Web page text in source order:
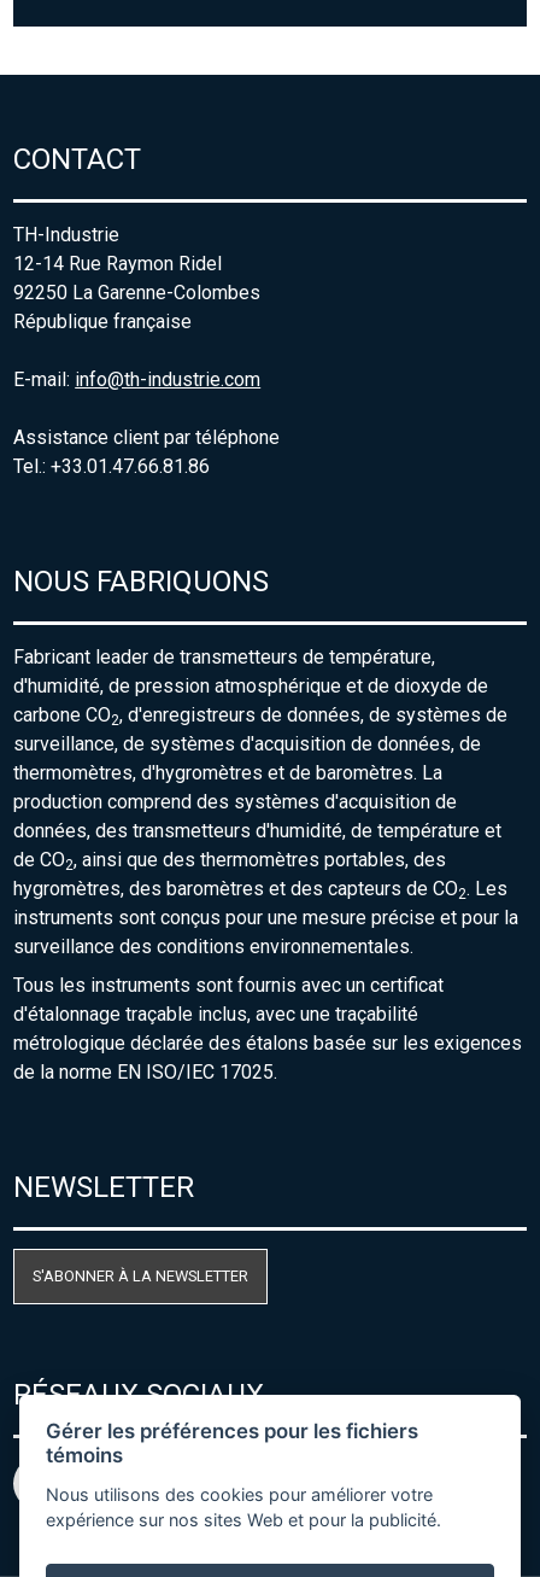
CONTACT
TH-Industrie
12-14 Rue Raymon Ridel
92250 La Garenne-Colombes
République française
E-mail: info@th-industrie.com
Assistance client par téléphone
Tel.: +33.01.47.66.81.86
NOUS FABRIQUONS
Fabricant leader de transmetteurs de température,
d'humidité, de pression atmosphérique et de dioxyde de
carbone CO2, d'enregistreurs de données, de systèmes de
surveillance, de systèmes d'acquisition de données, de
thermomètres, d'hygromètres et de baromètres. La
production comprend des systèmes d'acquisition de
données, des transmetteurs d'humidité, de température et
de CO2, ainsi que des thermomètres portables, des
hygromètres, des baromètres et des capteurs de CO2. Les
instruments sont conçus pour une mesure précise et pour la
surveillance des conditions environnementales.
Tous les instruments sont fournis avec un certificat
d'étalonnage traçable inclus, avec une traçabilité
métrologique déclarée des étalons basée sur les exigences
de la norme EN ISO/IEC 17025.
NEWSLETTER
S'ABONNER À LA NEWSLETTER
RÉSEAUX SOCIAUX
Gérer les préférences pour les fichiers
témoins
Nous utilisons des cookies pour améliorer votre
expérience sur nos sites Web et pour la publicité.